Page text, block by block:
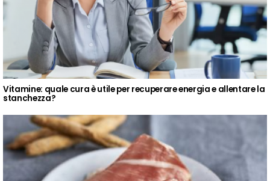
Vitamine: quale cura è utile per recuperare energia e allentare la
stanchezza?